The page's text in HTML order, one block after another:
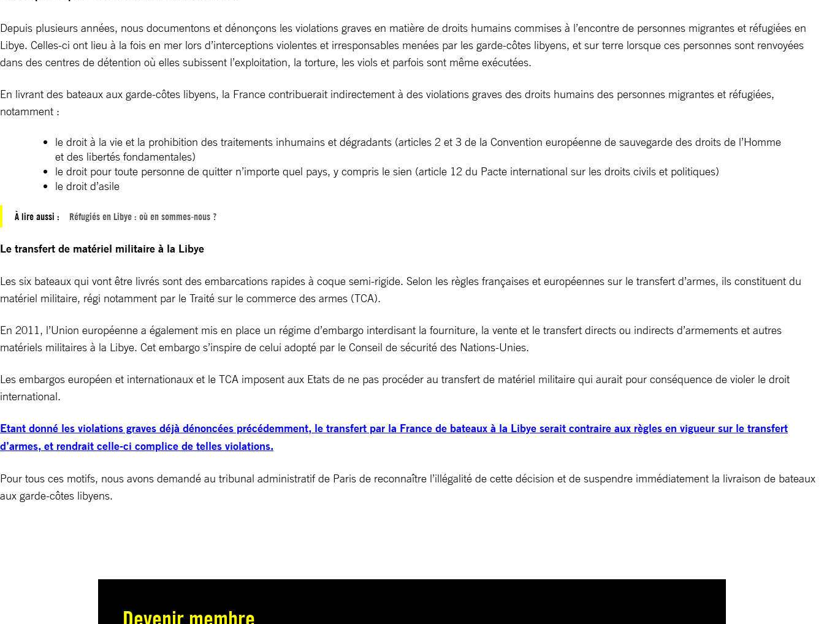
Depuis plusieurs années, nous documentons et dénonçons les violations graves en matière de droits humains commises à l’encontre de personnes migrantes et réfugiées en
Libye. Celles-ci ont lieu à la fois en mer lors d’interceptions violentes et irresponsables menées par les garde-côtes libyens, et sur terre lorsque ces personnes sont renvoyées
dans des centres de détention où elles subissent l’exploitation, la torture, les viols et parfois sont même exécutées.
En livrant des bateaux aux garde-côtes libyens, la France contribuerait indirectement à des violations graves des droits humains des personnes migrantes et réfugiées,
notamment :
le droit à la vie et la prohibition des traitements inhumains et dégradants (articles 2 et 3 de la Convention européenne de sauvegarde des droits de l’Homme
et des libertés fondamentales)
le droit pour toute personne de quitter n’importe quel pays, y compris le sien (article 12 du Pacte international sur les droits civils et politiques)
le droit d’asile
À lire aussi : Réfugiés en Libye : où en sommes-nous ?
Le transfert de matériel militaire à la Libye
Les six bateaux qui vont être livrés sont des embarcations rapides à coque semi-rigide. Selon les règles françaises et européennes sur le transfert d’armes, ils constituent du
matériel militaire, régi notamment par le Traité sur le commerce des armes (TCA).
En 2011, l’Union européenne a également mis en place un régime d’embargo interdisant la fourniture, la vente et le transfert directs ou indirects d’armements et autres
matériels militaires à la Libye. Cet embargo s’inspire de celui adopté par le Conseil de sécurité des Nations-Unies.
Les embargos européen et internationaux et le TCA imposent aux Etats de ne pas procéder au transfert de matériel militaire qui aurait pour conséquence de violer le droit
international.
Etant donné les violations graves déjà dénoncées précédemment, le transfert par la France de bateaux à la Libye serait contraire aux règles en vigueur sur le transfert
d’armes, et rendrait celle-ci complice de telles violations.
Pour tous ces motifs, nous avons demandé au tribunal administratif de Paris de reconnaître l’illégalité de cette décision et de suspendre immédiatement la livraison de bateaux
aux garde-côtes libyens.